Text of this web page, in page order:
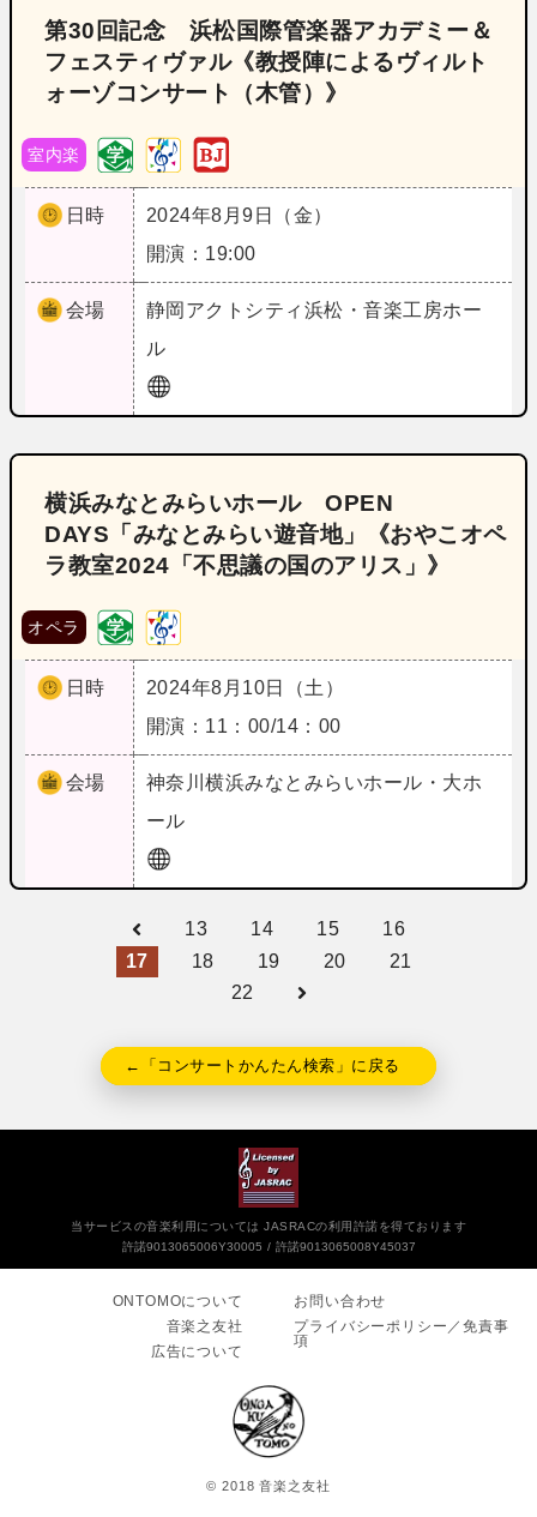
第30回記念 浜松国際管楽器アカデミー＆
フェスティヴァル《教授陣によるヴィルト
ォーゾコンサート（木管）》
室内楽
日時
2024年8月9日（金）
開演：19:00
会場 静岡 アクトシティ浜松・音楽工房ホー
ル
横浜みなとみらいホール OPEN
DAYS「みなとみらい遊音地」《おやこオペ
ラ教室2024「不思議の国のアリス」》
オペラ
日時
2024年8月10日（土）
開演：11：00/14：00
会場 神奈川横浜みなとみらいホール・大ホ
ール
13 14 15
16
17
18 19 20
21
22
←「コンサートかんたん検索」に戻る
当サービスの音楽利用については JASRACの利用許諾を得ております
許諾9013065006Y30005
許諾9013065008Y45037
ONTOMOについて
音楽之友社
広告について
お問い合わせ
プライバシーポリシー／免責事
項
© 2018 音楽之友社